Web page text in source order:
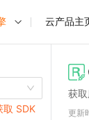
云产品主
取 SDK
获
更新